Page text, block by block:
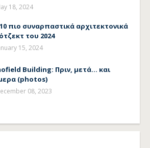
18, 2024
πιο συναρπαστικά αρχιτεκτονικά
του 2024
15, 2024
Building: Πριν, μετά... και
(photos)
08, 2023